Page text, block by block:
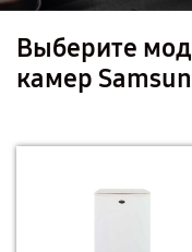
Выберите
камер